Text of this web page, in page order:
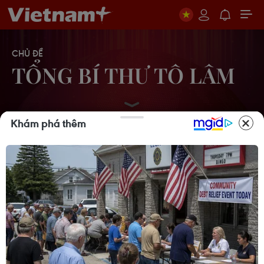
CHỦ ĐỀ
TỔNG BÍ THƯ TÔ LÂM
Phải đổi mới công tác quy
hoạch và tổ chức phát triển hạ tầng
06/08/2026 09:53
Tổng Bí thư, Chủ tịch nước: Phải đổi
mới công tác quy hoạch và tổ chức
Khám phá thêm